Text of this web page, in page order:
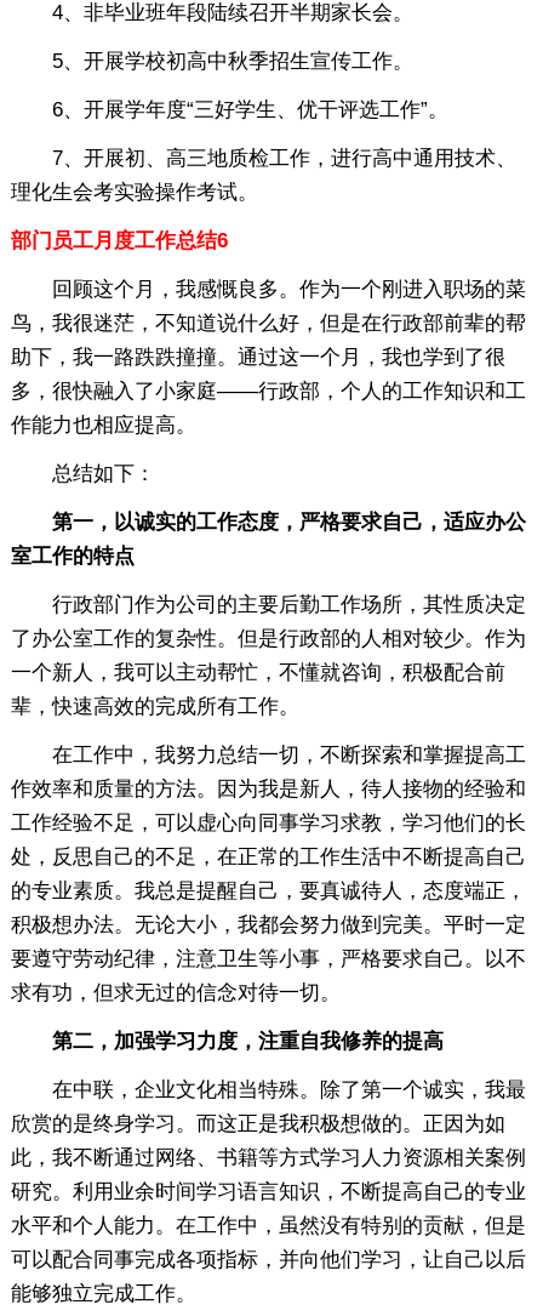
4、非毕业班年段陆续召开半期家长会。
5、开展学校初高中秋季招生宣传工作。
6、开展学年度“三好学生、优干评选工作”。
7、开展初、高三地质检工作，进行高中通用技术、
理化生会考实验操作考试。
部门员工月度工作总结6
回顾这个月，我感慨良多。作为一个刚进入职场的菜
鸟，我很迷茫，不知道说什么好，但是在行政部前辈的帮
助下，我一路跌跌撞撞。通过这一个月，我也学到了很
多，很快融入了小家庭——行政部，个人的工作知识和工
作能力也相应提高。
总结如下：
第一，以诚实的工作态度，严格要求自己，适应办公
室工作的特点
行政部门作为公司的主要后勤工作场所，其性质决定
了办公室工作的复杂性。但是行政部的人相对较少。作为
一个新人，我可以主动帮忙，不懂就咨询，积极配合前
辈，快速高效的完成所有工作。
在工作中，我努力总结一切，不断探索和掌握提高工
作效率和质量的方法。因为我是新人，待人接物的经验和
工作经验不足，可以虚心向同事学习求教，学习他们的长
处，反思自己的不足，在正常的工作生活中不断提高自己
的专业素质。我总是提醒自己，要真诚待人，态度端正，
积极想办法。无论大小，我都会努力做到完美。平时一定
要遵守劳动纪律，注意卫生等小事，严格要求自己。以不
求有功，但求无过的信念对待一切。
第二，加强学习力度，注重自我修养的提高
在中联，企业文化相当特殊。除了第一个诚实，我最
欣赏的是终身学习。而这正是我积极想做的。正因为如
此，我不断通过网络、书籍等方式学习人力资源相关案例
研究。利用业余时间学习语言知识，不断提高自己的专业
水平和个人能力。在工作中，虽然没有特别的贡献，但是
可以配合同事完成各项指标，并向他们学习，让自己以后
能够独立完成工作。